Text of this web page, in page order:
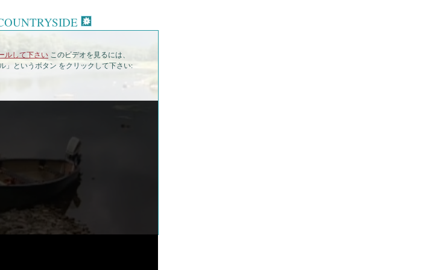
ルして下さい このビデオを見るには、
」というボタン をクリックして下さい: